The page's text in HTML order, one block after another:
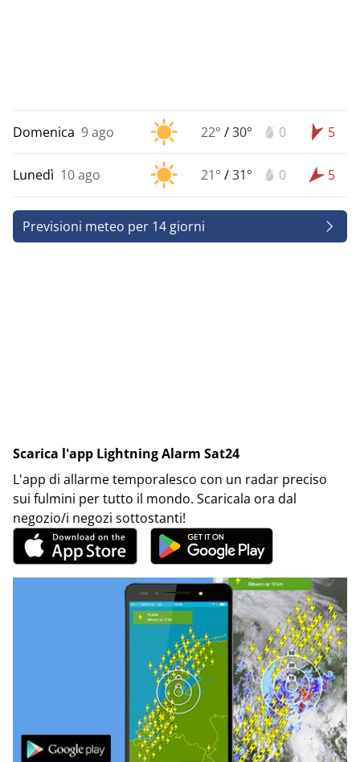
Domenica 9 ago 22° /30° 0 5
Lunedì 10 ago 21° /31° 0 5
Previsioni meteo per 14 giorni
Scarica l'app Lightning Alarm Sat24
L'app di allarme temporalesco con un radar preciso
sui fulmini per tutto il mondo. Scaricala ora dal
negozio/i negozi sottostanti!